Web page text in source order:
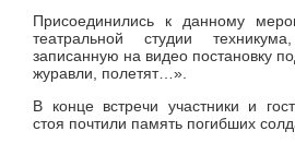
Присоединились к данному
театральной студии
записанную на видео постановку
журавли, полетят…».
В конце встречи участники и
стоя почтили память погибших